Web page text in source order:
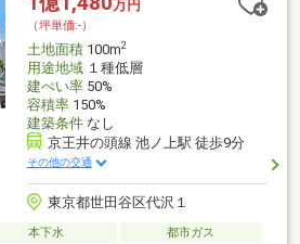
地。お気軽にお問い合わせくださいま
万円
（坪単価:-）
土地面積100m2
用途地域１種低層
建ぺい率50%
容積率150%
建築条件なし
京王井の頭線 池ノ上駅 徒歩9分
その他の交通
東京都世田谷区代沢１
本下水
都市ガス